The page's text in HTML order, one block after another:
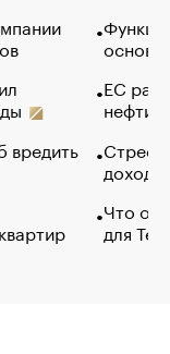
вредить
основ
ЕС
нефти
Что
для